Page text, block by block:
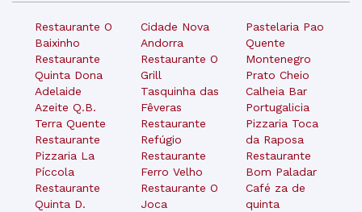
Restaurante O
Baixinho
Restaurante
Quinta Dona
Adelaide
Azeite Q.B.
Terra Quente
Restaurante
Pizzaria La
Píccola
Restaurante
Quinta D.
Cidade Nova
Andorra
Restaurante O
Grill
Tasquinha das
Fêveras
Restaurante
Refúgio
Restaurante
Ferro Velho
Restaurante O
Joca
Pastelaria Pao
Quente
Montenegro
Prato Cheio
Calheia Bar
Portugalicia
Pizzaria Toca
da Raposa
Restaurante
Bom Paladar
Café za de
quinta